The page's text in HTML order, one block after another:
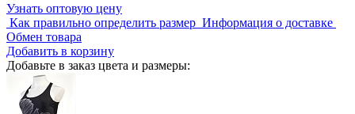
Узнать оптовую цену
Как правильно определить размер Информация о доставке
Обмен товара
Добавить в корзину
Добавьте в заказ цвета и размеры: